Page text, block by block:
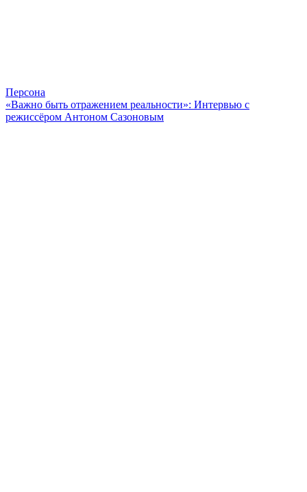
Персона
«Важно быть отражением реальности»: Интервью с
режиссёром Антоном Сазоновым